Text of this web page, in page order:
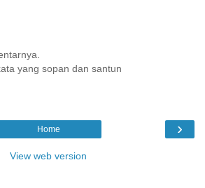
yang sopan dan santun
›
Home
View web version